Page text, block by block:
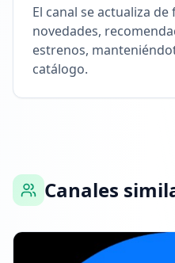
Alcanzó 183.0K
El canal se actualiza
novedades,
estrenos,
catálogo.
Canales